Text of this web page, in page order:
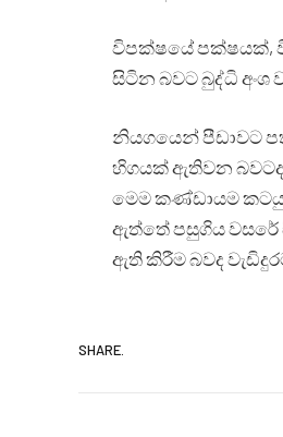
විපක්ෂයේ පක්ෂයක්,
සිටින බවට බුද්ධි
නියගයෙන් පීඩාවට
හිගයක් ඇතිවන
මෙම කණ්ඩායම
ඇත්තේ පසුගිය
ඇති කිරීම බවද
SHARE.